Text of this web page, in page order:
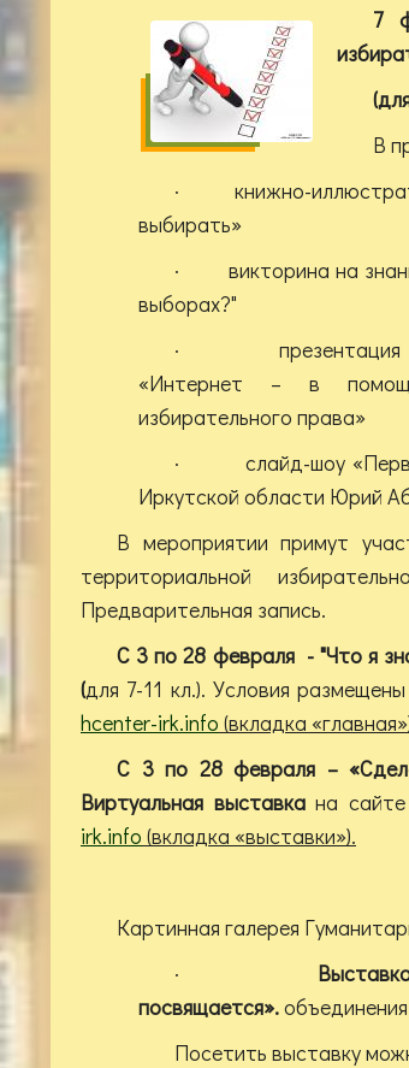
7
В
· книжно-
выбирать»
· викторина на
выборах?"
· презентация
«Интернет – в
избирательного права»
· слайд-шоу
Иркутской области Юрий
В мероприятии примут
территориальной
Предварительная запись.
С 3 по 28 февраля - "Что я
(для 7-11 кл.). Условия
hcenter-irk.info (вкладка
С 3 по 28 февраля –
Виртуальная выставкана сайте
irk.info (вкладка «выставки»).
Картинная галерея
·
посвящается».
Посетить выставку